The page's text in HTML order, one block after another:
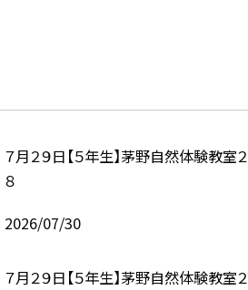
７月２９日【５年生】茅野自然体験教室２
８
2026/07/30
７月２９日【５年生】茅野自然体験教室２